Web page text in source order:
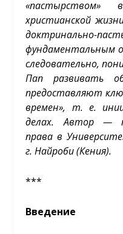
христианской
доктринально-
фундаментальным
следовательно,
Пап развивать
предоставляют
времен», т. е.
делах. Автор —
права в
г. Найроби (Кения).
***
Введение